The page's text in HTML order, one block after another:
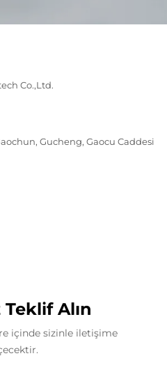
Co.,Ltd.
Gucheng, Gaocu Caddesi
Alın
içinde sizinle iletişime